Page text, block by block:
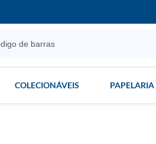
COLECIONÁVEIS PAPELARIA